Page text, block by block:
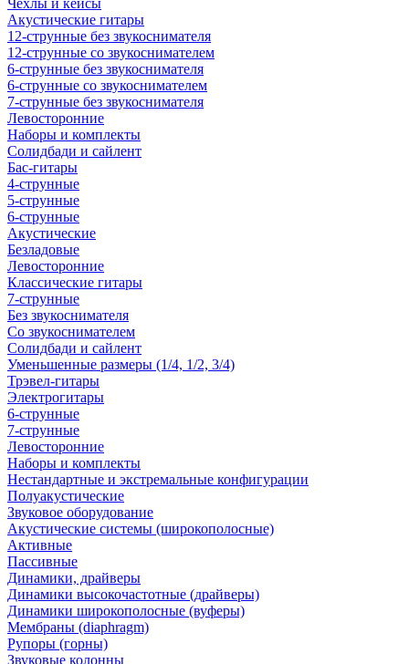
Чехлы и кейсы
Акустические гитары
12-струнные без звукоснимателя
12-струнные со звукоснимателем
6-струнные без звукоснимателя
6-струнные со звукоснимателем
7-струнные без звукоснимателя
Левосторонние
Наборы и комплекты
Солидбади и сайлент
Бас-гитары
4-струнные
5-струнные
6-струнные
Акустические
Безладовые
Левосторонние
Классические гитары
7-струнные
Без звукоснимателя
Со звукоснимателем
Солидбади и сайлент
Уменьшенные размеры (1/4, 1/2, 3/4)
Трэвел-гитары
Электрогитары
6-струнные
7-струнные
Левосторонние
Наборы и комплекты
Нестандартные и экстремальные конфигурации
Полуакустические
Звуковое оборудование
Акустические системы (широкополосные)
Активные
Пассивные
Динамики, драйверы
Динамики высокочастотные (драйверы)
Динамики широкополосные (вуферы)
Мембраны (diaphragm)
Рупоры (горны)
Звуковые колонны